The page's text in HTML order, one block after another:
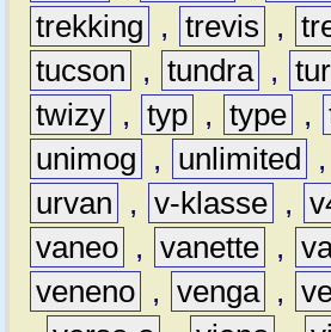
trekking
, trevis ,
tucson
, tundra ,
twizy , typ , type ,
unimog
, unlimited ,
urvan
, v-klasse ,
vaneo , vanette ,
veneno , venga ,